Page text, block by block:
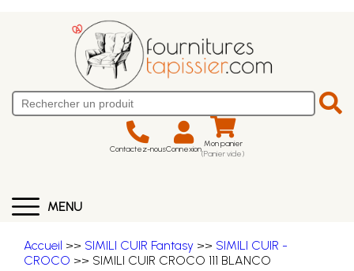
Contactez-nousConnexion Mon panier
(Panier vide)
MENU
Accueil >> SIMILI CUIR Fantasy >> SIMILI CUIR -
CROCO >> SIMILI CUIR CROCO 111 BLANCO